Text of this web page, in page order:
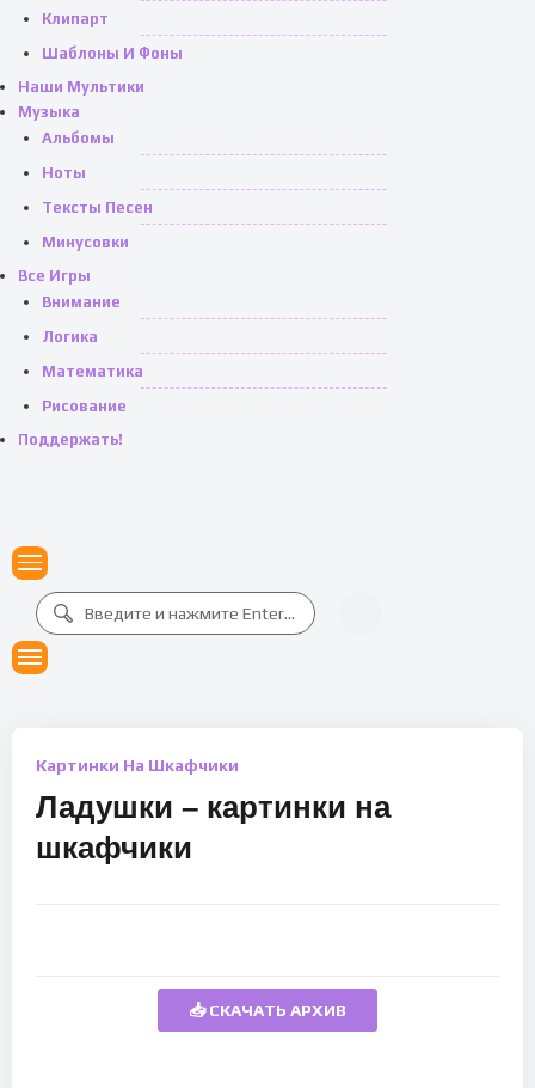
Клипарт
Шаблоны И Фоны
Наши Мультики
Музыка
Альбомы
Ноты
Тексты Песен
Минусовки
Все Игры
Внимание
Логика
Математика
Рисование
Поддержать!
Картинки На Шкафчики
Ладушки – картинки на
шкафчики
📥 СКАЧАТЬ АРХИВ